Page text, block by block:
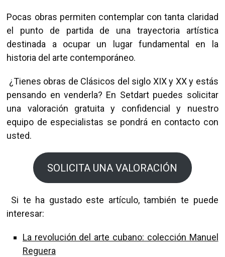
Pocas obras permiten contemplar con tanta claridad
el punto de partida de una trayectoria artística
destinada a ocupar un lugar fundamental en la
historia del arte contemporáneo.
¿Tienes obras de Clásicos del siglo XIX y XX y estás
pensando en venderla? En Setdart puedes solicitar
una valoración gratuita y confidencial y nuestro
equipo de especialistas se pondrá en contacto con
usted.
SOLICITA UNA VALORACIÓN
Si te ha gustado este artículo, también te puede
interesar:
La revolución del arte cubano: colección Manuel
Reguera